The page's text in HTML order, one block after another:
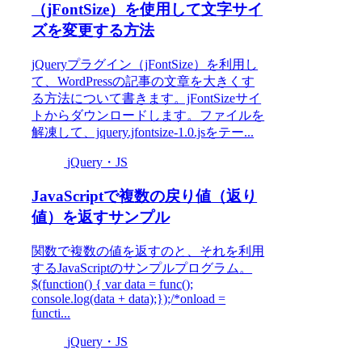
（jFontSize）を使用して文字サイ
ズを変更する方法
jQueryプラグイン（jFontSize）を利用し
て、WordPressの記事の文章を大きくす
る方法について書きます。jFontSizeサイ
トからダウンロードします。ファイルを
解凍して、jquery.jfontsize-1.0.jsをテー...
jQuery・JS
JavaScriptで複数の戻り値（返り
値）を返すサンプル
関数で複数の値を返すのと、それを利用
するJavaScriptのサンプルプログラム。
$(function() { var data = func();
console.log(data + data);});/*onload =
functi...
jQuery・JS